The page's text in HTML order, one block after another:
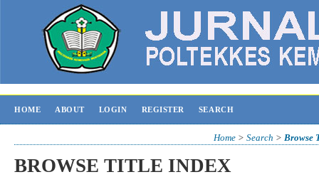
HOME ABOUT LOGIN REGISTER SEARCH
Home >Search >Browse
BROWSE TITLE INDEX